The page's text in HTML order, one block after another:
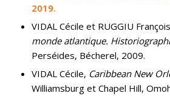
2019.
VIDAL Cécile et RUGGIU
monde atlantique.
Perséides, Bécherel, 2009.
VIDAL Cécile, Caribbean New
Williamsburg et Chapel Hill,